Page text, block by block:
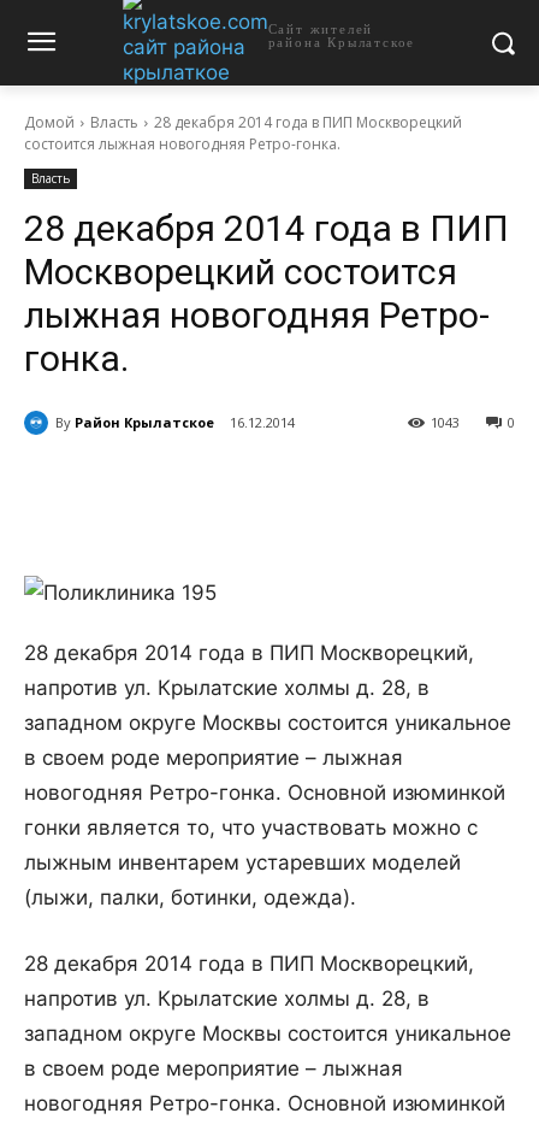
Сайт жителей
района Крылатское
Домой Власть
28 декабря 2014 года в ПИП Москворецкий
состоится лыжная новогодняя Ретро-гонка.
Власть
28 декабря 2014 года в ПИП
Москворецкий состоится
лыжная новогодняя Ретро-
гонка.
By Район Крылатское 16.12.2014 0
1043
28 декабря 2014 года в ПИП Москворецкий,
напротив ул. Крылатские холмы д. 28, в
западном округе Москвы состоится уникальное
в своем роде мероприятие – лыжная
новогодняя Ретро-гонка. Основной изюминкой
гонки является то, что участвовать можно с
лыжным инвентарем устаревших моделей
(лыжи, палки, ботинки, одежда).
28 декабря 2014 года в ПИП Москворецкий,
напротив ул. Крылатские холмы д. 28, в
западном округе Москвы состоится уникальное
в своем роде мероприятие – лыжная
новогодняя Ретро-гонка. Основной изюминкой